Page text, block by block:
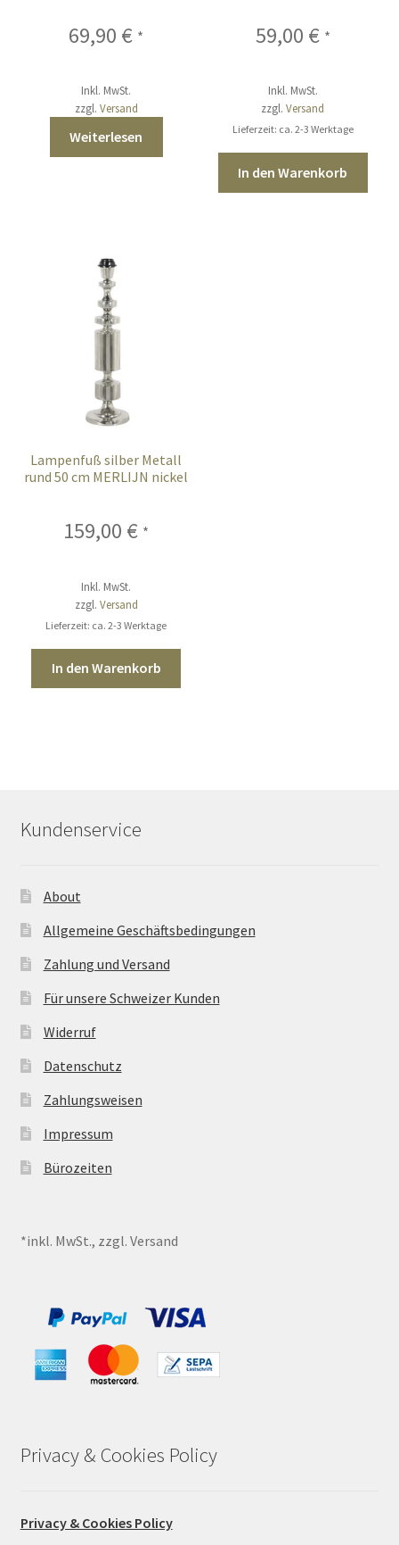
69,90 € *
Inkl. MwSt.
zzgl. Versand
Weiterlesen
59,00 € *
Inkl. MwSt.
zzgl.Versand
Lieferzeit: ca. 2-3 Werktage
In den Warenkorb
Lampenfuß silber Metall
rund 50 cm MERLIJN nickel
159,00 € *
Inkl. MwSt.
zzgl. Versand
Lieferzeit: ca. 2-3 Werktage
In den Warenkorb
Kundenservice
About
Allgemeine Geschäftsbedingungen
Zahlung und Versand
Für unsere Schweizer Kunden
Widerruf
Datenschutz
Zahlungsweisen
Impressum
Bürozeiten
*inkl. MwSt., zzgl. Versand
Privacy & Cookies Policy
Privacy & Cookies Policy